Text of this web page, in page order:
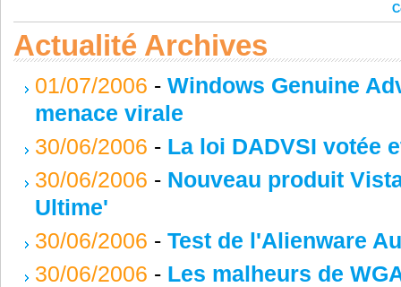
Actualité Archives
01/07/2006 - Windows Genuine
menace virale
30/06/2006 - La loi DADVSI votée
30/06/2006 - Nouveau produit
Ultime'
30/06/2006 - Test de l'Alienware
30/06/2006 - Les malheurs de